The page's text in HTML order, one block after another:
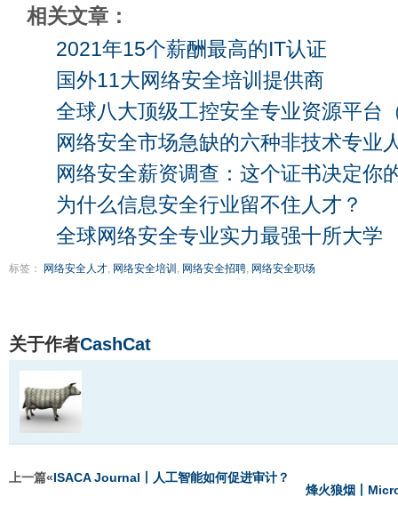
相关文章：
2021年15个薪酬最高的IT认证
国外11大网络安全培训提供商
全球八大顶级工控安全专业资源平台
网络安全市场急缺的六种非技术专业
网络安全薪资调查：这个证书决定你
为什么信息安全行业留不住人才？
全球网络安全专业实力最强十所大学
标签： 网络安全人才 网络安全培训 网络安全招聘 网络安全职场
关于作者CashCat
上一篇«ISACA Journal丨人工智能如何促进审计？
烽火狼烟丨